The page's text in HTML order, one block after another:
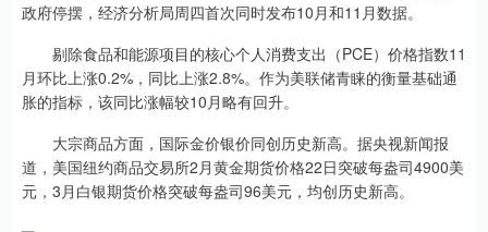
政府停摆，经济分析局周四首次同时发布10月和11月数据。
剔除食品和能源项目的核心个人消费支出（PCE）价格指数11
月环比上涨0.2%，同比上涨2.8%。作为美联储青睐的衡量基础通
胀的指标，该同比涨幅较10月略有回升。
大宗商品方面，国际金价银价同创历史新高。据央视新闻报
道，美国纽约商品交易所2月黄金期货价格22日突破每盎司4900美
元，3月白银期货价格突破每盎司96美元，均创历史新高。